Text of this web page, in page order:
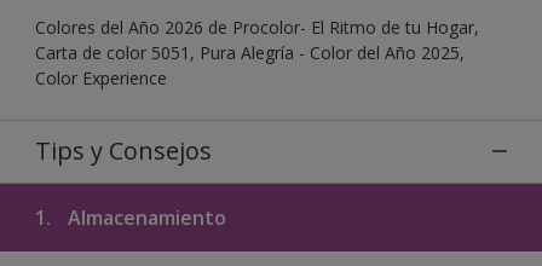
Colores del Año 2026 de Procolor- El Ritmo de tu Hogar,
Carta de color 5051, Pura Alegría - Color del Año 2025,
Color Experience
Tips y Consejos
1. Almacenamiento